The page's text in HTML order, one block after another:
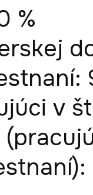
%
v